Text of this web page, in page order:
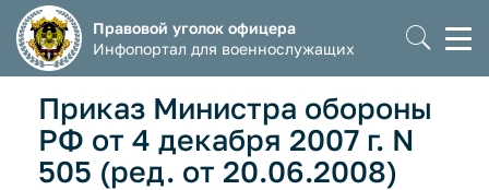
Правовой уголок офицера
Инфопортал для военнослужащих
Приказ Министра обороны
РФ от 4 декабря 2007 г. N
505 (ред. от 20.06.2008)